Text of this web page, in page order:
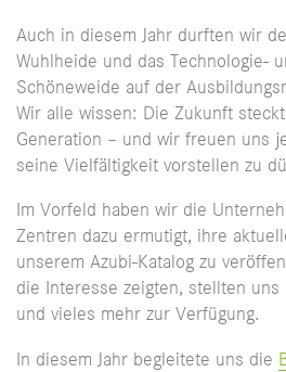
Auch in diesem Jahr durften wir
Wuhlheide und das Technologie-
Schöneweide auf der
Wir alle wissen: Die Zukunft
Generation – und wir freuen uns
seine Vielfältigkeit vorstellen zu
Im Vorfeld haben wir die
Zentren dazu ermutigt, ihre
unserem Azubi-Katalog zu
die Interesse zeigten, stellten
und vieles mehr zur Verfügung.
In diesem Jahr begleitete uns die